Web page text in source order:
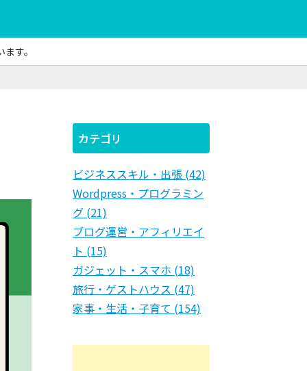
す。
カテゴリ
ビジネススキル・出張 (42)
Wordpress・プログラミン
グ (21)
ブログ運営・アフィリエイ
ト (15)
ガジェット・スマホ (18)
旅行・ゲストハウス (47)
家事・生活・子育て (154)